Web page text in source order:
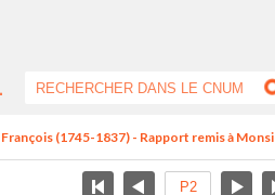
(1745-1837) - Rapport remis à